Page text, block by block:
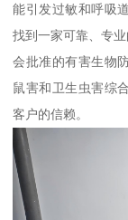
能引发过敏和呼吸
找到一家可靠、专
会批准的有害生物
鼠害和卫生虫害综
客户的信赖。